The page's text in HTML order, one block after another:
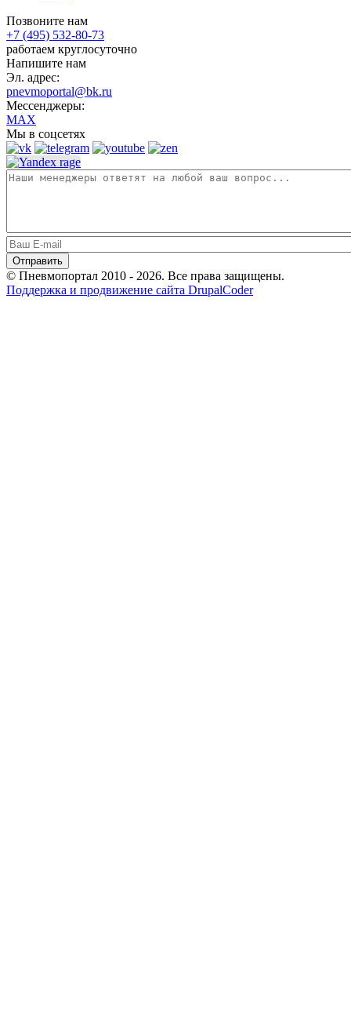
Позвоните нам
+7 (495) 532-80-73
работаем круглосуточно
Напишите нам
Эл. адрес:
pnevmoportal@bk.ru
Мессенджеры:
MAX
Мы в соцсетях
© Пневмопортал 2010 - 2026. Все права защищены.
Поддержка и продвижение сайта DrupalCoder